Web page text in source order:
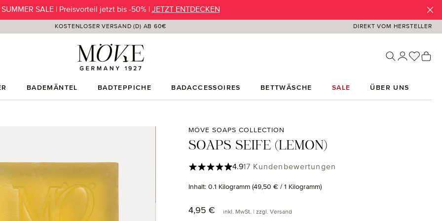
SUMMER SALE | Preisvorteil jetzt bis -50% | JETZT ENTDECKEN
KOSTENLOSER VERSAND (D) AB 60€ DIREKT VOM HERSTELLER
Du
BADEMÄNTEL BADTEPPICHE BADACCESSOIRES BETTWÄSCHE SALE ÜBER UNS
MÖVE SOAPS COLLECTION
SOAPS SEIFE (LEMON)
Inhalt: 0.1 Kilogramm (49,50 € / 1 Kilogramm)
Regulärer Preis:
4,95 € inkl. MwSt. | zzgl. Versand
Durchschnittliche Bewertung von 4.88 von 5 Sternen
4.917 Kundenbewertungen